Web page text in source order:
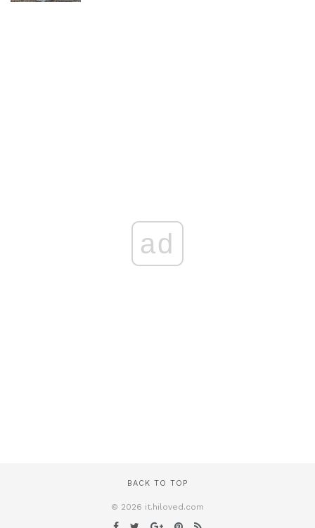
ad
BACK TO TOP
© 2026 it.hiloved.com